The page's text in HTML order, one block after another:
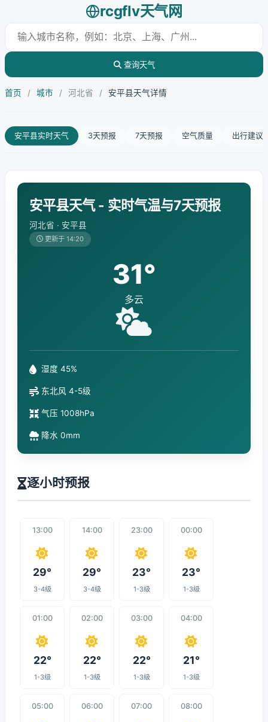
rcgflv天气网
查询天气
首页 / 城市 / 河北省 / 安平县天气详情
安平县实时天气 3天预报 7天预报 空气质量 出行建议
安平县天气 - 实时气温与7天预报
河北省 · 安平县
更新于 14:20
31°
多云
湿度 45%
东北风 4-5级
气压 1008hPa
降水 0mm
逐小时预报
13:00
29°
3-4级
14:00
29°
3-4级
23:00
23°
1-3级
00:00
23°
1-3级
01:00
22°
1-3级
02:00
22°
1-3级
03:00
22°
1-3级
04:00
21°
1-3级
05:00 06:00 07:00 08:00